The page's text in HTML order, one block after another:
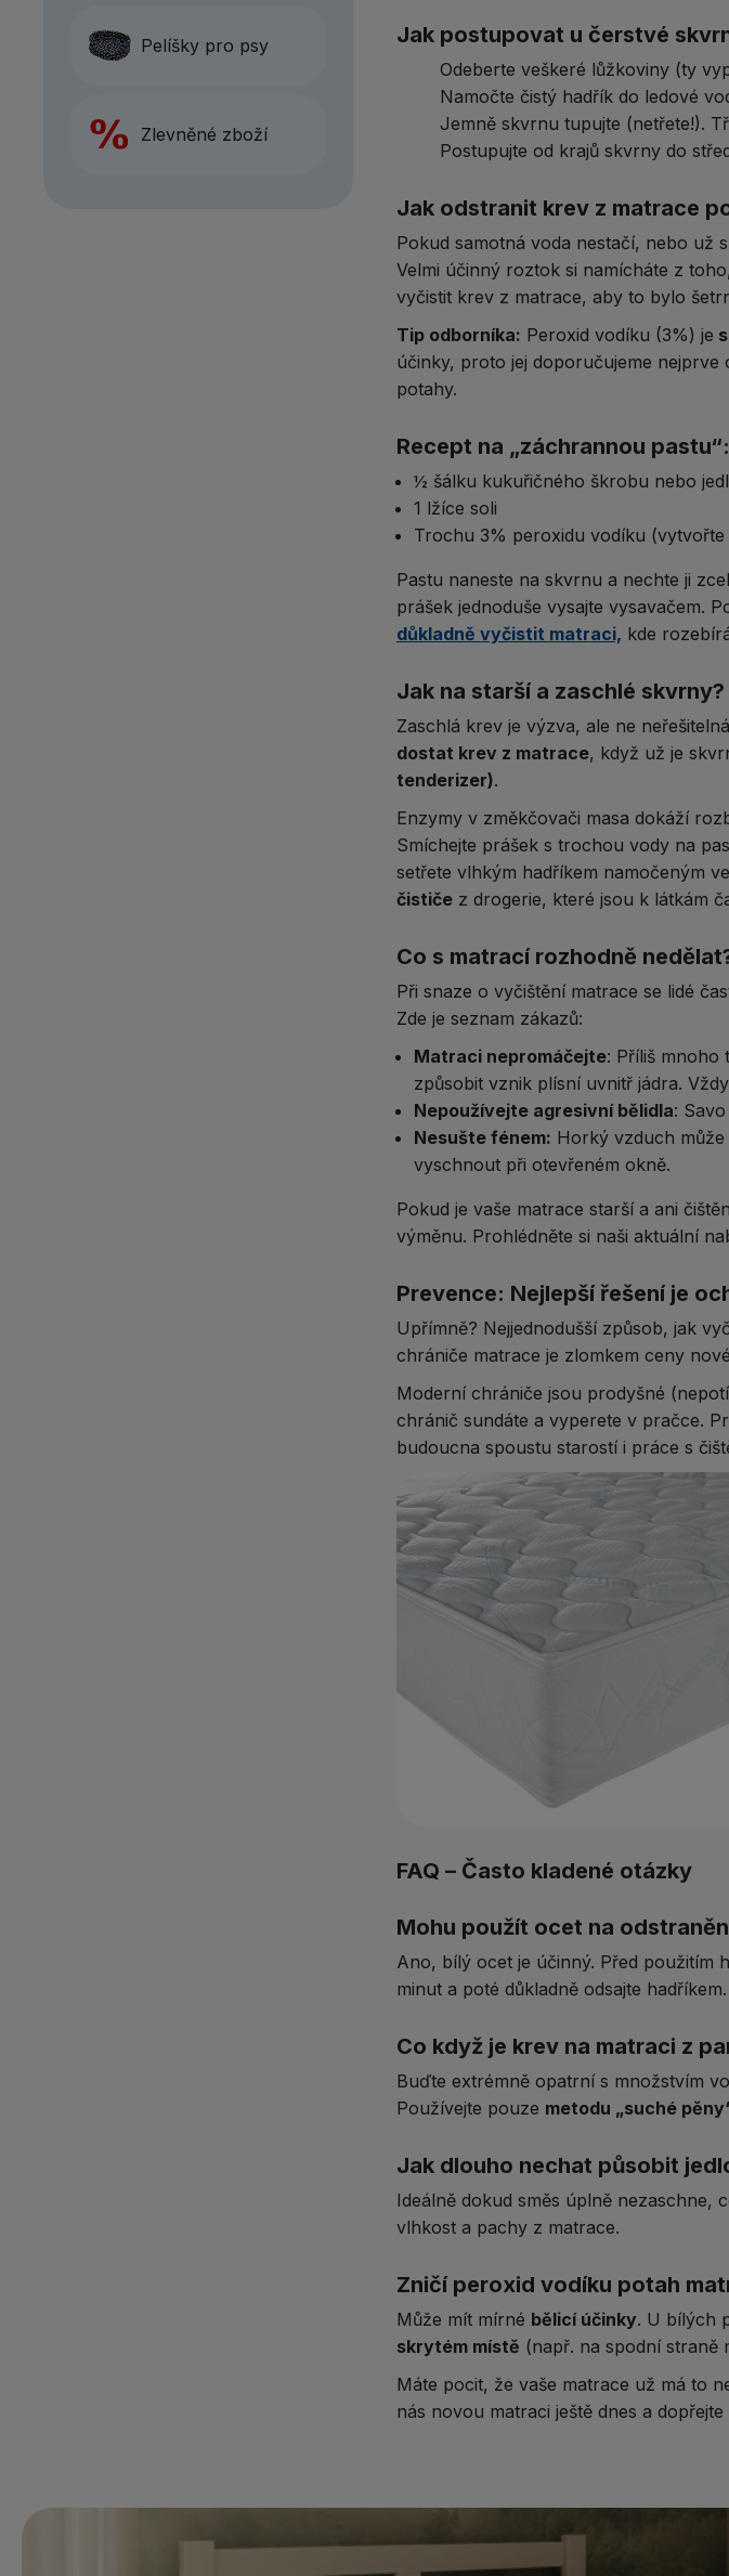
Pelíšky pro psy
Zlevněné zboží
Jak postupovat u čerstvé
Odeberte veškeré lůžkoviny (ty
Namočte čistý hadřík do ledové
Jemně skvrnu tupujte (netřete!).
Postupujte od krajů skvrny do
Jak odstranit krev z matrace
Pokud samotná voda nestačí, nebo už
Velmi účinný roztok si namícháte z
vyčistit krev z matrace, aby to bylo
Tip odborníka: Peroxid vodíku (3%) je
účinky, proto jej doporučujeme nejprve
potahy.​
Recept na „záchrannou pastu“:
½ šálku kukuřičného škrobu nebo
1 lžíce soli
Trochu 3% peroxidu vodíku (vytvořte
Pastu naneste na skvrnu a nechte ji
prášek jednoduše vysajte vysavačem.
důkladně vyčistit matraci, kde
Jak na starší a zaschlé skvrny?
Zaschlá krev je výzva, ale ne
dostat krev z matrace, když už je
tenderizer).
Enzymy v změkčovači masa dokáží
Smíchejte prášek s trochou vody na
setřete vlhkým hadříkem namočeným
čističe z drogerie, které jsou k látkám
Co s matrací rozhodně
Při snaze o vyčištění matrace se lidé
Zde je seznam zákazů:
Matraci nepromáčejte: Příliš mnoho
způsobit vznik plísní uvnitř jádra.
Nepoužívejte agresivní bělidla:
Nesušte fénem: Horký vzduch
vyschnout při otevřeném okně.
Pokud je vaše matrace starší a ani
výměnu. Prohlédněte si naši aktuální
Prevence: Nejlepší řešení je
Upřímně? Nejjednodušší způsob, jak
chrániče matrace je zlomkem ceny
Moderní chrániče jsou prodyšné
chránič sundáte a vyperete v pračce.
budoucna spoustu starostí i práce s
FAQ – Často kladené otázky
Mohu použít ocet na
Ano, bílý ocet je účinný. Před použitím
minut a poté důkladně odsajte hadříkem.
Co když je krev na matraci z
Buďte extrémně opatrní s množstvím
Používejte pouze metodu „suché
Jak dlouho nechat působit
Ideálně dokud směs úplně nezaschne,
vlhkost a pachy z matrace.
Zničí peroxid vodíku potah
Může mít mírné bělicí účinky. U bílých
skrytém místě (např. na spodní straně
Máte pocit, že vaše matrace už má to
nás novou matraci ještě dnes a